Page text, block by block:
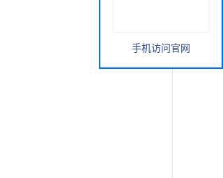
手机访问官网